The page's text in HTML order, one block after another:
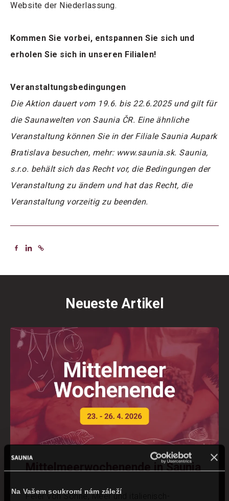
Na Vašem soukromí nám záleží
Website der Niederlassung.
Kommen Sie vorbei, entspannen Sie sich und
erholen Sie sich in unseren Filialen!
Veranstaltungsbedingungen
Die Aktion dauert vom 19.6. bis 22.6.2025 und gilt für
die Saunawelten von Saunia ČR. Eine ähnliche
Veranstaltung können Sie in der Filiale Saunia Aupark
Bratislava besuchen, mehr: www.saunia.sk. Saunia,
s.r.o. behält sich das Recht vor, die Bedingungen der
Veranstaltung zu ändern und hat das Recht, die
Veranstaltung vorzeitig zu beenden.
Neueste Artikel
Mittelmeerwochenende in Saunia
Feier von Sonne, Meer und italienisch-